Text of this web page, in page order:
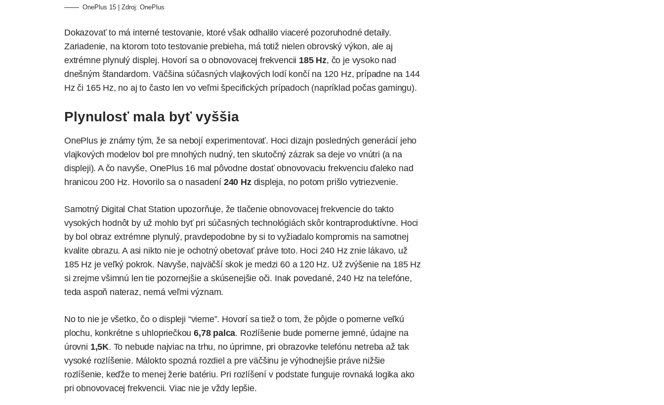
OnePlus 15 | Zdroj: OnePlus
Dokazovať to má interné testovanie, ktoré však odhalilo viaceré pozoruhodné detaily.
Zariadenie, na ktorom toto testovanie prebieha, má totiž nielen obrovský výkon, ale aj
extrémne plynulý displej. Hovorí sa o obnovovacej frekvencii 185 Hz, čo je vysoko nad
dnešným štandardom. Väčšina súčasných vlajkových lodí končí na 120 Hz, prípadne na 144
Hz či 165 Hz, no aj to často len vo veľmi špecifických prípadoch (napríklad počas gamingu).
Plynulosť mala byť vyššia
OnePlus je známy tým, že sa nebojí experimentovať. Hoci dizajn posledných generácií jeho
vlajkových modelov bol pre mnohých nudný, ten skutočný zázrak sa deje vo vnútri (a na
displeji). A čo navyše, OnePlus 16 mal pôvodne dostať obnovovaciu frekvenciu ďaleko nad
hranicou 200 Hz. Hovorilo sa o nasadení 240 Hzdispleja, no potom prišlo vytriezvenie.
Samotný Digital Chat Station upozorňuje, že tlačenie obnovovacej frekvencie do takto
vysokých hodnôt by už mohlo byť pri súčasných technológiách skôr kontraproduktívne. Hoci
by bol obraz extrémne plynulý, pravdepodobne by si to vyžiadalo kompromis na samotnej
kvalite obrazu. A asi nikto nie je ochotný obetovať práve toto. Hoci 240 Hz znie lákavo, už
185 Hz je veľký pokrok. Navyše, najväčší skok je medzi 60 a 120 Hz. Už zvýšenie na 185 Hz
si zrejme všimnú len tie pozornejšie a skúsenejšie oči. Inak povedané, 240 Hz na telefóne,
teda aspoň nateraz, nemá veľmi význam.
No to nie je všetko, čo o displeji “vieme”. Hovorí sa tiež o tom, že pôjde o pomerne veľkú
plochu, konkrétne s uhlopriečkou6,78 palca. Rozlíšenie bude pomerne jemné, údajne na
úrovni 1,5K. To nebude najviac na trhu, no úprimne, pri obrazovke telefónu netreba až tak
vysoké rozlíšenie. Málokto spozná rozdiel a pre väčšinu je výhodnejšie práve nižšie
rozlíšenie, keďže to menej žerie batériu. Pri rozlíšení v podstate funguje rovnaká logika ako
pri obnovovacej frekvencii. Viac nie je vždy lepšie.